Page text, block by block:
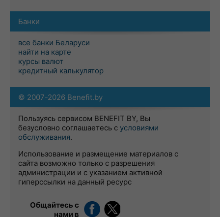
Банки
все банки Беларуси
найти на карте
курсы валют
кредитный калькулятор
© 2007-2026 Benefit.by
Пользуясь сервисом BENEFIT BY, Вы
безусловно соглашаетесь с условиями
обслуживания.
Использование и размещение материалов с
сайта возможно только с разрешения
администрации и с указанием активной
гиперссылки на данный ресурс
Общайтесь с
нами в